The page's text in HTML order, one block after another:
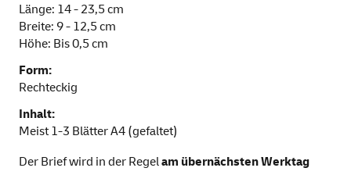
Länge: 14 - 23,5 cm
Breite: 9 - 12,5 cm
Höhe: Bis 0,5 cm
Form:
Rechteckig
Inhalt:
Meist 1-3 Blätter A4 (gefaltet)
Der Brief wird in der Regelam übernächsten Werktag